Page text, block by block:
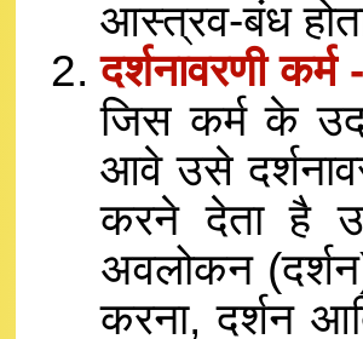
आस्त्रव-बंध
दर्शनावरणी कर्म -
जिस कर्म के
आवे उसे
करने देता है
अवलोकन
करना, दर्शन